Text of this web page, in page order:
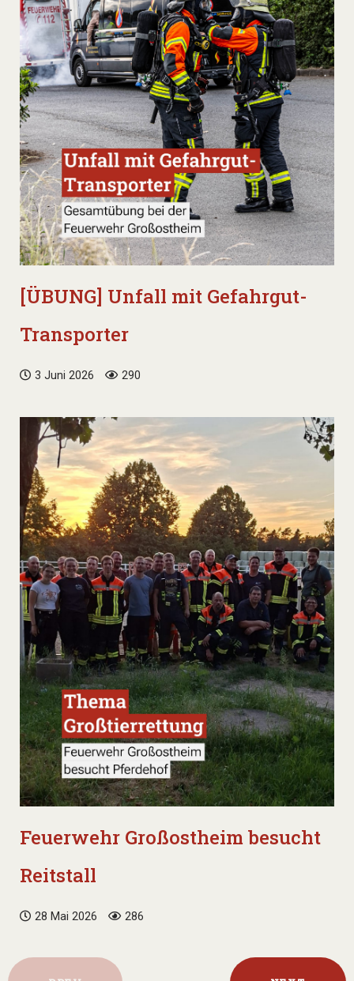
[ÜBUNG] Unfall mit Gefahrgut-
Transporter
3 Juni 2026 290
Feuerwehr Großostheim besucht
Reitstall
28 Mai 2026 286